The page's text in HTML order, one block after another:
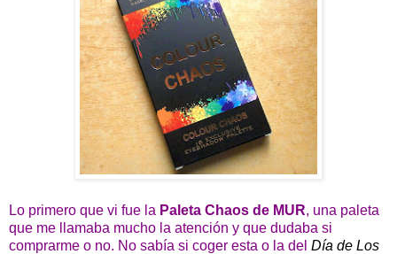
Lo primero que vi fue la Paleta Chaos de MUR, una paleta
que me llamaba mucho la atención y que dudaba si
comprarme o no. No sabía si coger esta o la del Día de Los